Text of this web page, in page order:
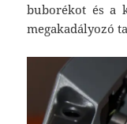
buborékot és a
megakadályozó